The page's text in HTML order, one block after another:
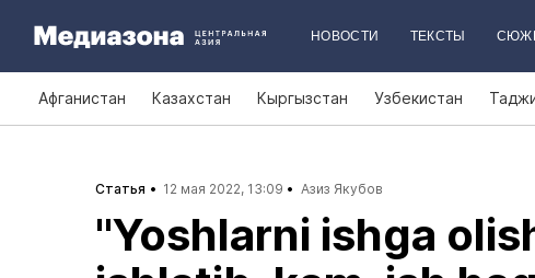
НОВОСТИ ТЕКСТЫ
Афганистан Казахстан Кыргызстан Узбекистан
Статья 12 мая 2022, 13:09 Азиз Якубов
"Yoshlarni ishga